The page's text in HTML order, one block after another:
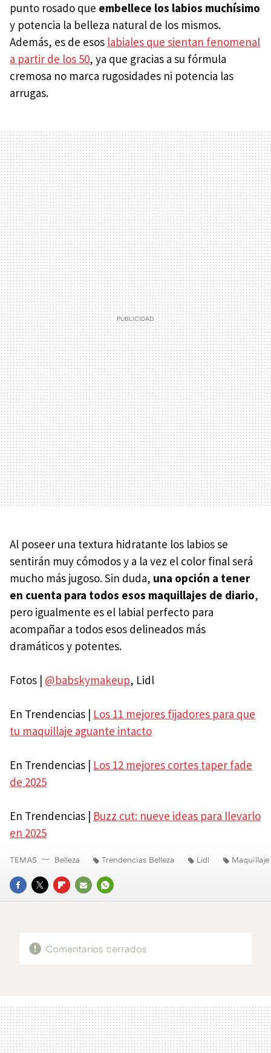
punto rosado que embellece los labios muchísimo
y potencia la belleza natural de los mismos.
Además, es de esos labiales que sientan fenomenal
a partir de los 50, ya que gracias a su fórmula
cremosa no marca rugosidades ni potencia las
arrugas.
Al poseer una textura hidratante los labios se
sentirán muy cómodos y a la vez el color final será
mucho más jugoso. Sin duda, una opción a tener
en cuenta para todos esos maquillajes de diario,
pero igualmente es el labial perfecto para
acompañar a todos esos delineados más
dramáticos y potentes.
Fotos | @babskymakeup, Lidl
En Trendencias | Los 11 mejores fijadores para que
tu maquillaje aguante intacto
En Trendencias | Los 12 mejores cortes taper fade
de 2025
En Trendencias | Buzz cut: nueve ideas para llevarlo
en 2025
FACEBOOK
TWITTERFLIPBOARD
E-
WHATSAPP
TEMAS Belleza Trendencias Belleza Lidl Maquillaje
Comentarios cerrados